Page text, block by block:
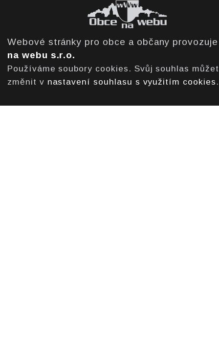
Webové stránky pro obce a občany
na webu s.r.o.
Používáme soubory cookies. Svůj souhlas
změnit v nastavení souhlasu s využitím cookies .